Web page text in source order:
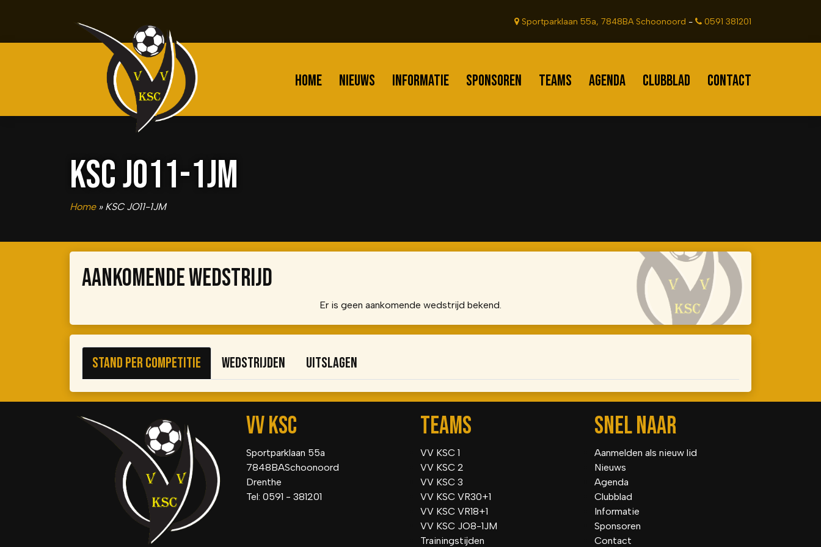
Sportparklaan 55a, 7848BA Schoonoord - 0591 381201
HOME NIEUWS INFORMATIE SPONSOREN TEAMS AGENDA CLUBBLAD CONTACT
KSC JO11-1JM
Home» KSC JO11-1JM
AANKOMENDE WEDSTRIJD
Er is geen aankomende wedstrijd bekend.
Stand per competitie Wedstrijden Uitslagen
VV KSC
Sportparklaan 55a
7848BASchoonoord
Drenthe
Tel: 0591 - 381201
TEAMS
VV KSC 1
VV KSC 2
VV KSC 3
VV KSC VR30+1
VV KSC VR18+1
VV KSC JO8-1JM
Trainingstijden
SNEL NAAR
Aanmelden als nieuw lid
Nieuws
Agenda
Clubblad
Informatie
Sponsoren
Contact